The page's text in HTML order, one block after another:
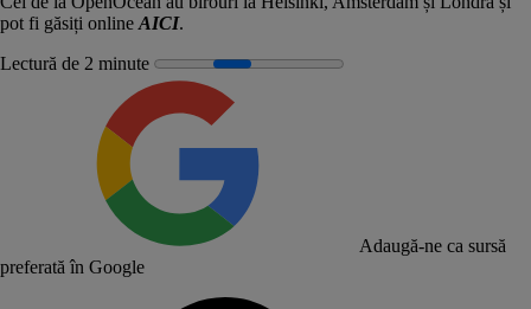
pot fi găsiți online AICI.
Lectură de 2 minute
Adaugă-ne ca sursă
preferată în Google